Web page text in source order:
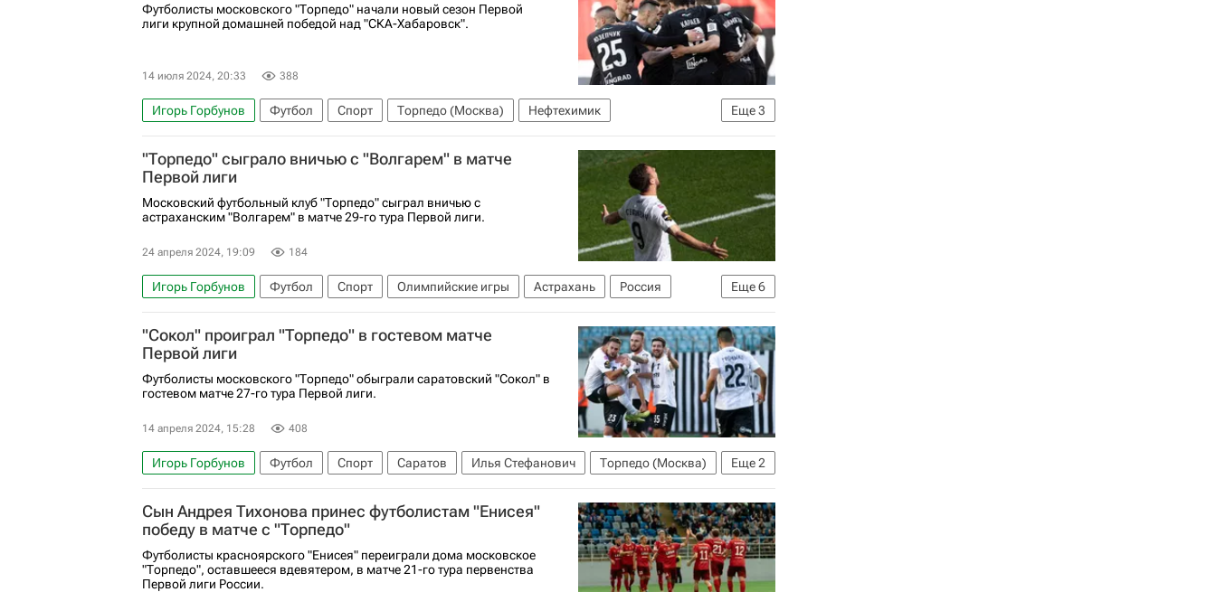
Футболисты московского "Торпедо" начали новый сезон Первой
лиги крупной домашней победой над "СКА-Хабаровск".
14 июля 2024, 20:33 388
Еще3
Игорь Горбунов Футбол Спорт Торпедо (Москва)
Нефтехимик
Ска-Хабаровск (мол.)
Саид Алиев Виталий Шитов
"Торпедо" сыграло вничью с "Волгарем" в матче
Первой лиги
Московский футбольный клуб "Торпедо" сыграл вничью с
астраханским "Волгарем" в матче 29-го тура Первой лиги.
24 апреля 2024, 19:09 184
Еще6
Игорь Горбунов Футбол Спорт Олимпийские игры Астрахань
Россия
Грозный
Вячеслав Кротов Торпедо (Москва) Волгарь Алания Первая лига
"Сокол" проиграл "Торпедо" в гостевом матче
Первой лиги
Футболисты московского "Торпедо" обыграли саратовский "Сокол" в
гостевом матче 27-го тура Первой лиги.
14 апреля 2024, 15:28 408
Еще2
Игорь Горбунов Футбол Спорт Саратов Илья Стефанович
Торпедо (Москва)
Сокол (Саратов)
Первая лига
Сын Андрея Тихонова принес футболистам "Енисея"
победу в матче с "Торпедо"
Футболисты красноярского "Енисея" переиграли дома московское
"Торпедо", оставшееся вдевятером, в матче 21-го тура первенства
Первой лиги России.